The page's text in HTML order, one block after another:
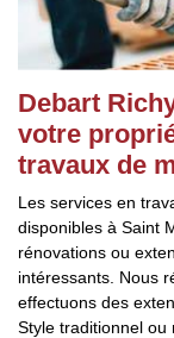
Debart
votre
travaux de
Les services en
disponibles à Saint
rénovations ou
intéressants. Nous
effectuons des
Style traditionnel